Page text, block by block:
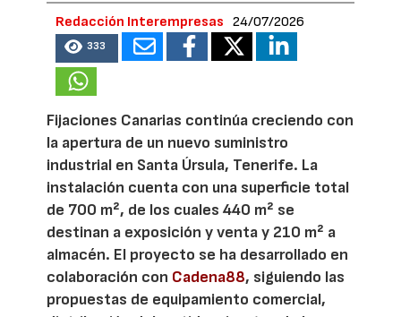
Redacción Interempresas 24/07/2026
333
Fijaciones Canarias continúa creciendo con
la apertura de un nuevo suministro
industrial en Santa Úrsula, Tenerife. La
instalación cuenta con una superficie total
de 700 m², de los cuales 440 m² se
destinan a exposición y venta y 210 m² a
almacén. El proyecto se ha desarrollado en
colaboración con Cadena88, siguiendo las
propuestas de equipamiento comercial,